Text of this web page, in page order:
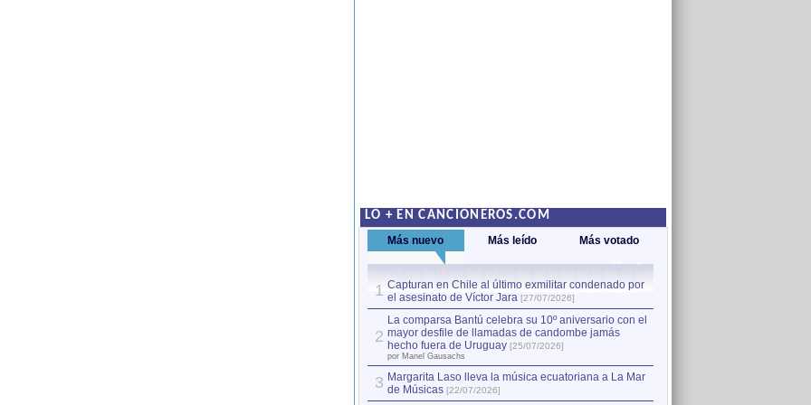
LO + EN CANCIONEROS.COM
Más nuevo Más leído Más votado
1 Capturan en Chile al último exmilitar condenado por
el asesinato de Víctor Jara [27/07/2026]
2
La comparsa Bantú celebra su 10º aniversario con el
mayor desfile de llamadas de candombe jamás
hecho fuera de Uruguay [25/07/2026]
por Manel Gausachs
3 Margarita Laso lleva la música ecuatoriana a La Mar
de Músicas [22/07/2026]